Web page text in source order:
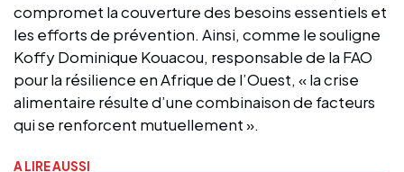
compromet la couverture des besoins essentiels et
les efforts de prévention. Ainsi, comme le souligne
Koffy Dominique Kouacou, responsable de la FAO
pour la résilience en Afrique de l’Ouest, « la crise
alimentaire résulte d’une combinaison de facteurs
qui se renforcent mutuellement ».
A LIRE AUSSI